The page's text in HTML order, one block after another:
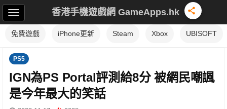
香港手機遊戲網 GameApps.hk
免費遊戲 iPhone更新 Steam Xbox UBISOFT
PS5
IGN為PS Portal評測給8分 被網民嘲諷
是今年最大的笑話